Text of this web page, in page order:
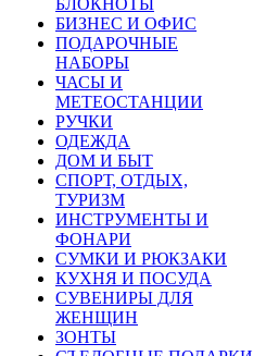
БЛОКНОТЫ
БИЗНЕС И ОФИС
ПОДАРОЧНЫЕ
НАБОРЫ
ЧАСЫ И
МЕТЕОСТАНЦИИ
РУЧКИ
ОДЕЖДА
ДОМ И БЫТ
СПОРТ, ОТДЫХ,
ТУРИЗМ
ИНСТРУМЕНТЫ И
ФОНАРИ
СУМКИ И РЮКЗАКИ
КУХНЯ И ПОСУДА
СУВЕНИРЫ ДЛЯ
ЖЕНЩИН
ЗОНТЫ